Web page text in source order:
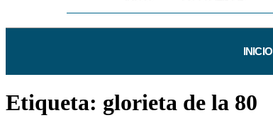
INICIO
Etiqueta: glorieta de la 80